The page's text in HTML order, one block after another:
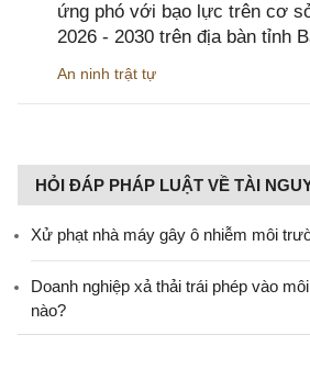
ứng phó với bạo lực trên cơ
2026 - 2030 trên địa bàn tỉnh
An ninh trật tự
HỎI ĐÁP PHÁP LUẬT VỀ TÀI
Xử phạt nhà máy gây ô nhiễm môi
Doanh nghiệp xả thải trái phép vào
nào?